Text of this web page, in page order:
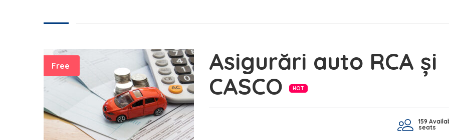
Free
Asigurări auto RCA și
CASCO
HOT
159
seats